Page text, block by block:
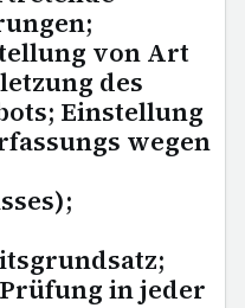
von Art
des
Einstellung
wegen
in jeder